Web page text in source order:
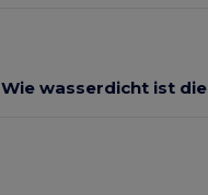
Wie wasserdicht ist die